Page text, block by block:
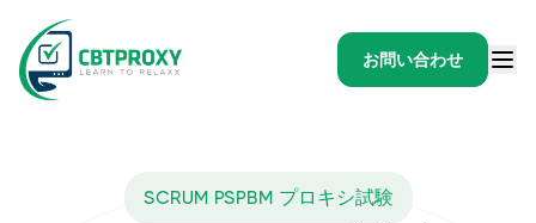
お問い合わせ
SCRUM PSPBM プロキシ試験